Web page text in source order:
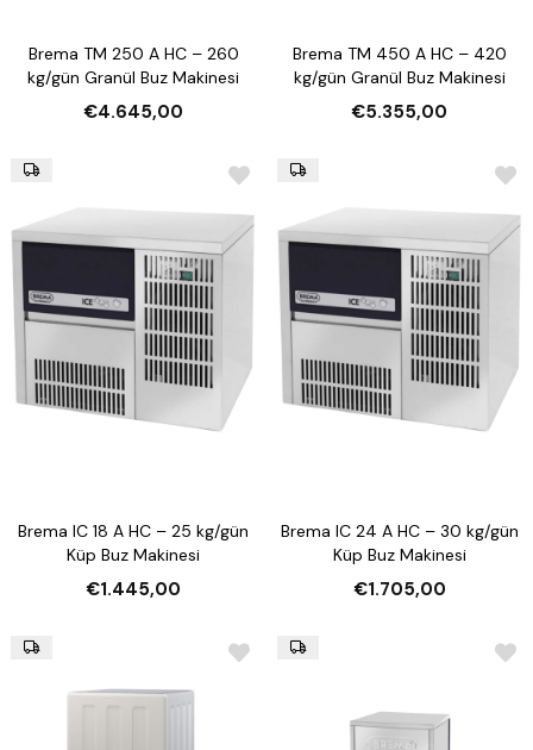
Brema TM 250 A HC – 260
kg/gün Granül Buz Makinesi
€4.645,00
Brema TM 450 A HC – 420
kg/gün Granül Buz Makinesi
€5.355,00
Brema IC 18 A HC – 25 kg/gün
Küp Buz Makinesi
€1.445,00
Brema IC 24 A HC – 30 kg/gün
Küp Buz Makinesi
€1.705,00